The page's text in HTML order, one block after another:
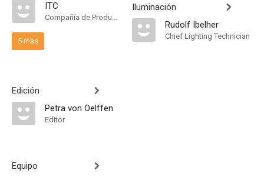
ITC
Compañía de Produccion
5 más
Edición
Petra von Oelffen
Editor
Equipo
Iluminación
Rudolf Ibelher
Chief Lighting Technician